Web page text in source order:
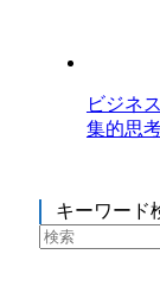
ビジネ
集的思考
キーワード